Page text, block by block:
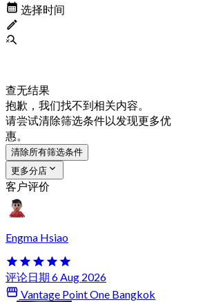
选择时间
查无结果
抱歉，我们找不到相关内容。
请尝试清除筛选条件以发现更多优
惠。
清除所有筛选条件
更多分店
客户评价
Engma Hsiao
评论日期 6 Aug 2026
Vantage Point One Bangkok